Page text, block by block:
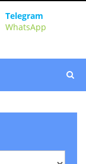
Telegram
WhatsApp